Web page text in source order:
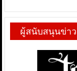
ผู้สนับสนุนข่าว